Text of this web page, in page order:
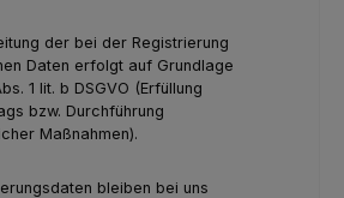
der bei der Registrierung
Daten erfolgt auf Grundlage
1 lit. b DSGVO (Erfüllung
bzw. Durchführung
Maßnahmen).
bleiben bei uns